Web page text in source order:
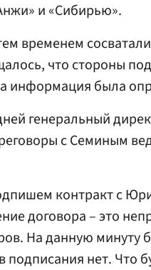
и «Сибирью».
временем
что стороны
информация была
генеральный
с Семиным
контракт с
договора – это
На данную минуту
подписания нет. Что